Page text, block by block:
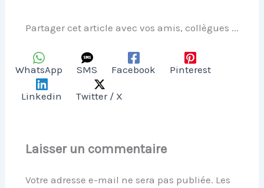
Partager cet article avec vos amis, collègues ...
WhatsApp SMS Facebook Pinterest
Linkedin Twitter / X
Laisser un commentaire
Votre adresse e-mail ne sera pas publiée. Les